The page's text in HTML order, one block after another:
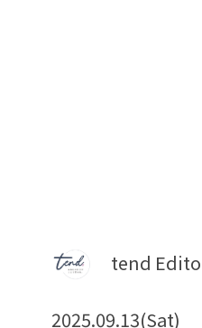
tend
2025.09.13(Sat)